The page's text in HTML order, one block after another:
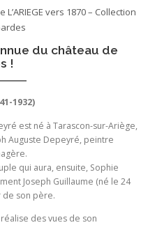
vers 1870 – Collection
du château de
!
1932)
est né à Tarascon-sur-Ariège,
Auguste Depeyré, peintre
qui aura, ensuite, Sophie
Joseph Guillaume (né le 24
son père.
des vues de son